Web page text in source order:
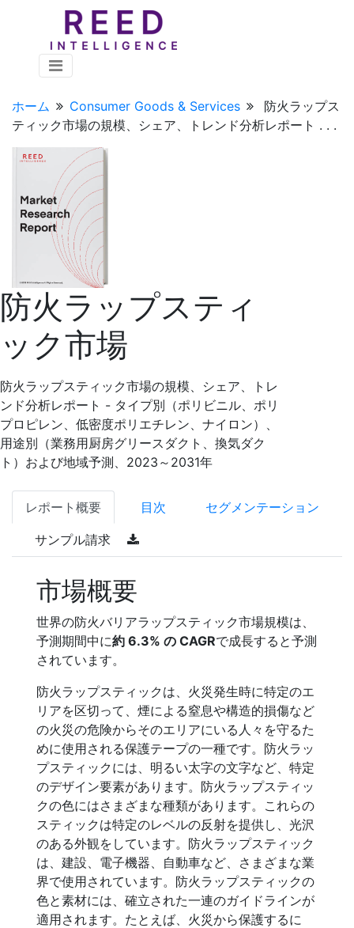
ホーム Consumer Goods & Services
防火ラップス
ティック市場の規模、シェア、トレンド分析レポート . . .
防火ラップスティ
ック市場
防火ラップスティック市場の規模、シェア、トレ
ンド分析レポート - タイプ別（ポリビニル、ポリ
プロピレン、低密度ポリエチレン、ナイロン）、
用途別（業務用厨房グリースダクト、換気ダク
ト）および地域予測、2023～2031年
レポート概要 目次 セグメンテーション
サンプル請求
市場概要
世界の防火バリアラップスティック市場規模は、
予測期間中に約 6.3% の CAGRで成長すると予測
されています。
防火ラップスティックは、火災発生時に特定のエ
リアを区切って、煙による窒息や構造的損傷など
の火災の危険からそのエリアにいる人々を守るた
めに使用される保護テープの一種です。防火ラッ
プスティックには、明るい太字の文字など、特定
のデザイン要素があります。防火ラップスティッ
クの色にはさまざまな種類があります。これらの
スティックは特定のレベルの反射を提供し、光沢
のある外観をしています。防火ラップスティック
は、建設、電子機器、自動車など、さまざまな業
界で使用されています。防火ラップスティックの
色と素材には、確立された一連のガイドラインが
適用されます。たとえば、火災から保護するに